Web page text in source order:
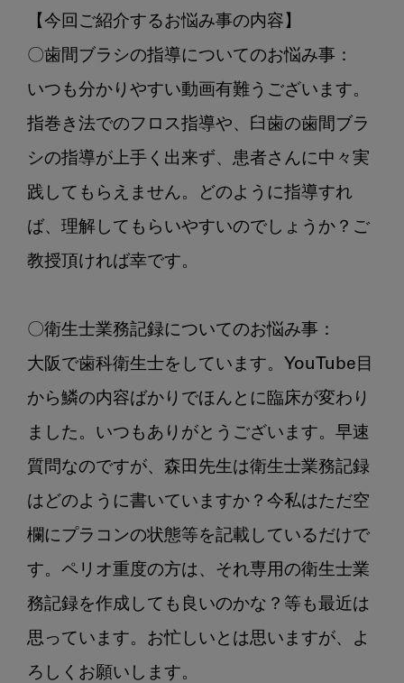
ン
キ
ン
グ
【今回ご紹介するお悩み事の内容】
〇歯間ブラシの指導についてのお悩み事：
いつも分かりやすい動画有難うございます。
指巻き法でのフロス指導や、臼歯の歯間ブラ
シの指導が上手く出来ず、患者さんに中々実
践してもらえません。どのように指導すれ
ば、理解してもらいやすいのでしょうか？ご
教授頂ければ幸です。
〇衛生士業務記録についてのお悩み事：
大阪で歯科衛生士をしています。YouTube目
から鱗の内容ばかりでほんとに臨床が変わり
ました。いつもありがとうございます。早速
質問なのですが、森田先生は衛生士業務記録
はどのように書いていますか？今私はただ空
欄にプラコンの状態等を記載しているだけで
す。ペリオ重度の方は、それ専用の衛生士業
務記録を作成しても良いのかな？等も最近は
思っています。お忙しいとは思いますが、よ
ろしくお願いします。